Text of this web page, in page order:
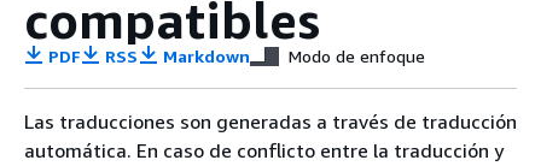
compatibles
PDF RSS Markdown Modo de enfoque
Las traducciones son generadas a través de traducción
automática. En caso de conflicto entre la traducción y